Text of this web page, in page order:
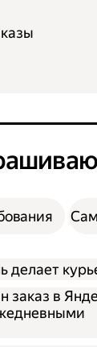
делает
заказ в